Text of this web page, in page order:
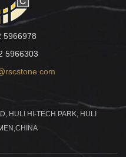
5966978
5966303
HULI HI-TECH PARK, HULI